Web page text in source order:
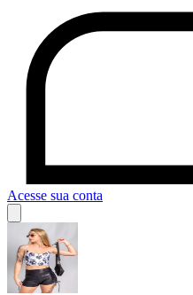
Acesse sua conta